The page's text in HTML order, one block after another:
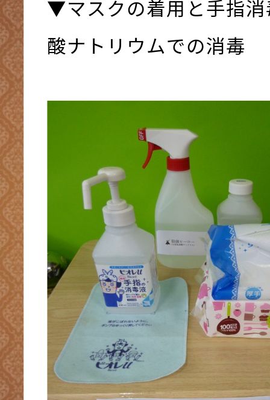
▼マスクの着用と手指
酸ナトリウムでの消毒